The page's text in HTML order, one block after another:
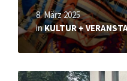
8. März 2025
inKULTUR +
Read